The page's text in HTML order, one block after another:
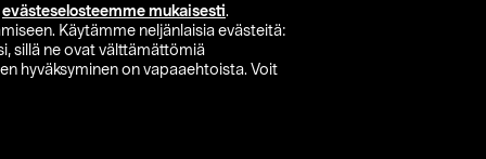
evästeselosteemme mukaisesti.
Käytämme neljänlaisia evästeitä:
sillä ne ovat välttämättömiä
hyväksyminen on vapaaehtoista. Voit